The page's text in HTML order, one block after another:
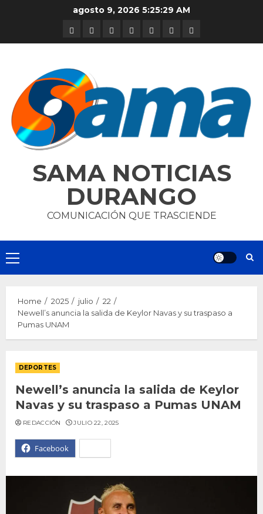
agosto 9, 2026 5:25:29 AM
DURANGO
NACIONAL
INTERNACIONAL
DEPORTES
ENTRETENIMIENTO
CIENCIA
Y
OPINION
SAMA NOTICIAS
DURANGO
COMUNICACIÓN QUE TRASCIENDE
Primary
Menu
Home 2025 julio
22
Newell’s anuncia la salida de Keylor Navas y su traspaso a
Pumas UNAM
DEPORTES
Newell’s anuncia la salida de Keylor
Navas y su traspaso a Pumas UNAM
Facebook
REDACCIÓN JULIO 22, 2025